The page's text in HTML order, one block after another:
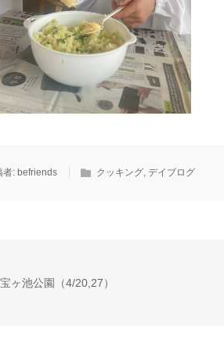
者: befriends クッキング, デイブログ
宝ヶ池公園（4/20,27）